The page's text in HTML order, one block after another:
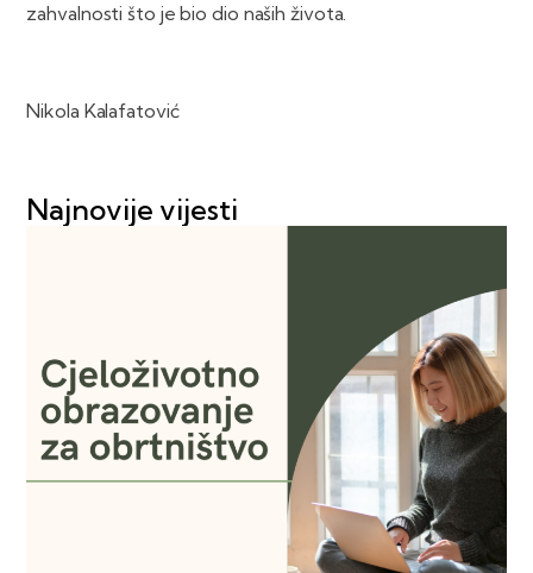
zahvalnosti što je bio dio naših života.
Nikola Kalafatović
Najnovije vijesti